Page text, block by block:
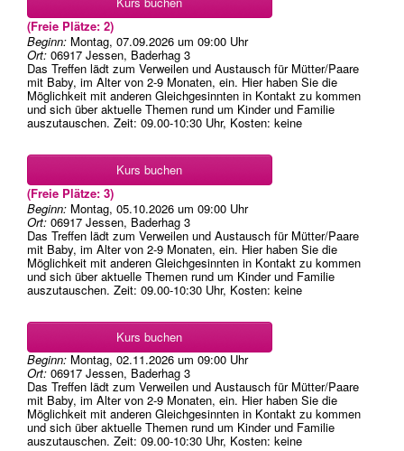
(Freie Plätze: 2)
Beginn: Montag, 07.09.2026 um 09:00 Uhr
Ort: 06917 Jessen, Baderhag 3
Das Treffen lädt zum Verweilen und Austausch für Mütter/Paare
mit Baby, im Alter von 2-9 Monaten, ein. Hier haben Sie die
Möglichkeit mit anderen Gleichgesinnten in Kontakt zu kommen
und sich über aktuelle Themen rund um Kinder und Familie
auszutauschen. Zeit: 09.00-10:30 Uhr, Kosten: keine
Kurs buchen
(Freie Plätze: 3)
Beginn: Montag, 05.10.2026 um 09:00 Uhr
Ort: 06917 Jessen, Baderhag 3
Das Treffen lädt zum Verweilen und Austausch für Mütter/Paare
mit Baby, im Alter von 2-9 Monaten, ein. Hier haben Sie die
Möglichkeit mit anderen Gleichgesinnten in Kontakt zu kommen
und sich über aktuelle Themen rund um Kinder und Familie
auszutauschen. Zeit: 09.00-10:30 Uhr, Kosten: keine
Kurs buchen
Beginn: Montag, 02.11.2026 um 09:00 Uhr
Ort: 06917 Jessen, Baderhag 3
Das Treffen lädt zum Verweilen und Austausch für Mütter/Paare
mit Baby, im Alter von 2-9 Monaten, ein. Hier haben Sie die
Möglichkeit mit anderen Gleichgesinnten in Kontakt zu kommen
und sich über aktuelle Themen rund um Kinder und Familie
auszutauschen. Zeit: 09.00-10:30 Uhr, Kosten: keine